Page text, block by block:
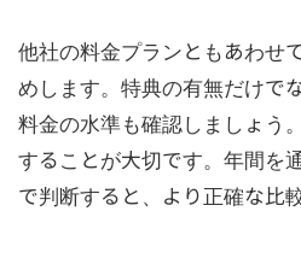
他社の料金プランともあわせ
めします。特典の有無だけで
料金の水準も確認しましょう
することが大切です。年間を
で判断すると、より正確な比